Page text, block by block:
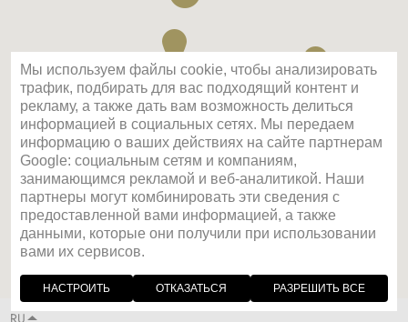
Мы используем файлы cookie, чтобы анализировать
трафик, подбирать для вас подходящий контент и
рекламу, а также дать вам возможность делиться
информацией в социальных сетях. Мы передаем
информацию о ваших действиях на сайте партнерам
Google: социальным сетям и компаниям,
занимающимся рекламой и веб-аналитикой. Наши
партнеры могут комбинировать эти сведения с
предоставленной вами информацией, а также
данными, которые они получили при использовании
вами их сервисов.
НАСТРОИТЬ ОТКАЗАТЬСЯ РАЗРЕШИТЬ ВСЕ
RU